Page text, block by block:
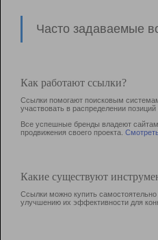
Часто задаваемые
Как работают ссылки?
Ссылки помогают поисковым
участвовать в раcпределении
Все успешные бренды владеют
продвижения своего проекта.
Какие существуют
Ссылки можно купить
улучшению их эффективности для